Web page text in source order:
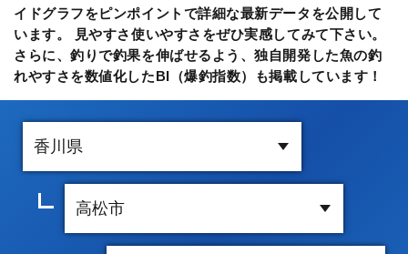
イドグラフをピンポイントで詳細な最新データを公開して
います。 見やすさ使いやすさをぜひ実感してみて下さい。
さらに、釣りで釣果を伸ばせるよう、独自開発した魚の釣
れやすさを数値化したBI（爆釣指数）も掲載しています！